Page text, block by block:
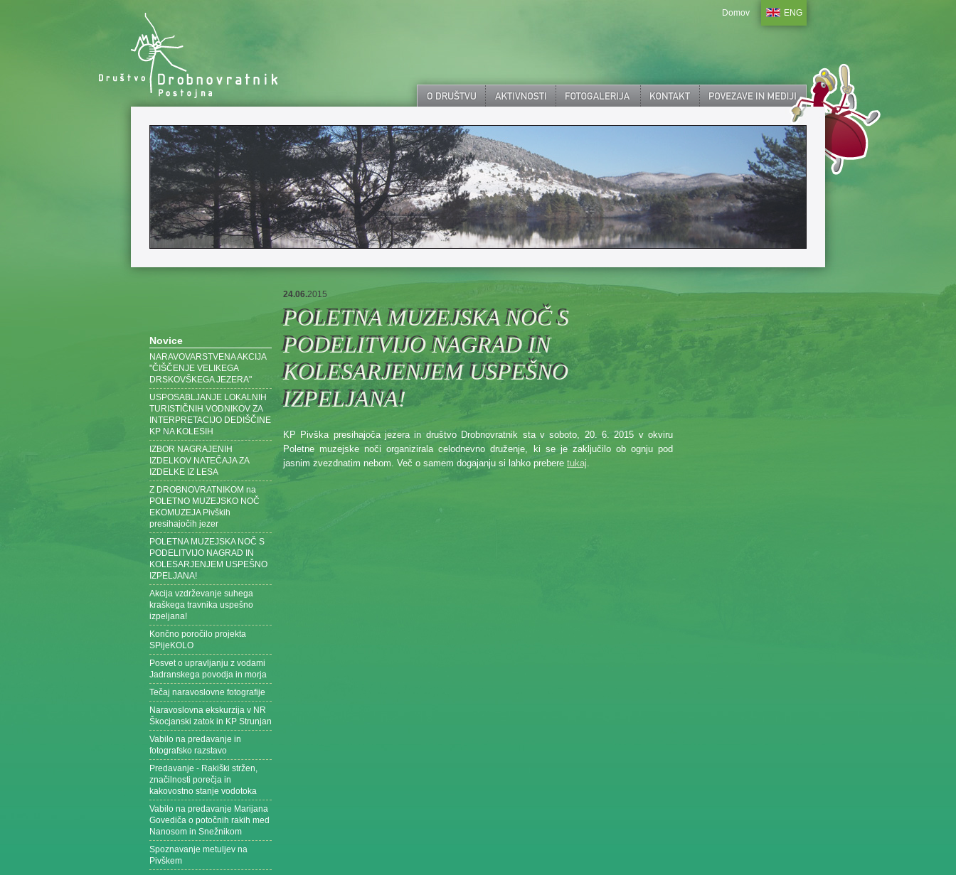
ENG
Domov
Novice
NARAVOVARSTVENA AKCIJA
"ČIŠČENJE VELIKEGA
DRSKOVŠKEGA JEZERA"
USPOSABLJANJE LOKALNIH
TURISTIČNIH VODNIKOV ZA
INTERPRETACIJO DEDIŠČINE
KP NA KOLESIH
IZBOR NAGRAJENIH
IZDELKOV NATEČAJA ZA
IZDELKE IZ LESA
Z DROBNOVRATNIKOM na
POLETNO MUZEJSKO NOČ
EKOMUZEJA Pivških
presihajočih jezer
POLETNA MUZEJSKA NOČ S
PODELITVIJO NAGRAD IN
KOLESARJENJEM USPEŠNO
IZPELJANA!
Akcija vzdrževanje suhega
kraškega travnika uspešno
izpeljana!
Končno poročilo projekta
SPijeKOLO
Posvet o upravljanju z vodami
Jadranskega povodja in morja
Tečaj naravoslovne fotografije
Naravoslovna ekskurzija v NR
Škocjanski zatok in KP Strunjan
Vabilo na predavanje in
fotografsko razstavo
Predavanje - Rakiški stržen,
značilnosti porečja in
kakovostno stanje vodotoka
Vabilo na predavanje Marijana
Govediča o potočnih rakih med
Nanosom in Snežnikom
Spoznavanje metuljev na
Pivškem
24.06.2015
POLETNA MUZEJSKA NOČ S
PODELITVIJO NAGRAD IN
KOLESARJENJEM USPEŠNO
IZPELJANA!
KP Pivška presihajoča jezera in društvo Drobnovratnik sta v soboto, 20. 6. 2015 v okviru
Poletne muzejske noči organizirala celodnevno druženje, ki se je zaključilo ob ognju pod
jasnim zvezdnatim nebom. Več o samem dogajanju si lahko prebere tukaj.